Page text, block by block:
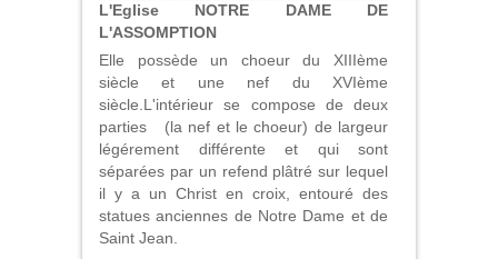
L'Eglise NOTRE DAME DE
L'ASSOMPTION
Elle possède un choeur du XIIIème
siècle et une nef du XVIème
siècle.L'intérieur se compose de deux
parties (la nef et le choeur) de largeur
légérement différente et qui sont
séparées par un refend plâtré sur lequel
il y a un Christ en croix, entouré des
statues anciennes de Notre Dame et de
Saint Jean.